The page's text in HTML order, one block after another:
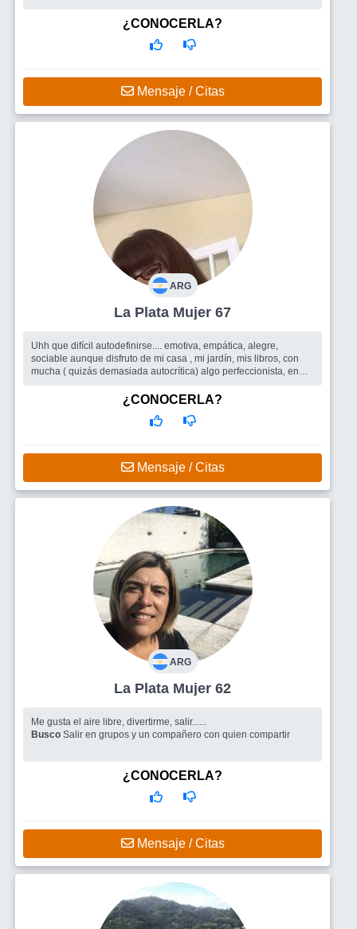
¿CONOCERLA?
Mensaje / Citas
ARG
La Plata Mujer 67
Uhh que difícil autodefinirse.... emotiva, empática, alegre,
sociable aunque disfruto de mi casa , mi jardín, mis libros, con
mucha ( quizás demasiada autocrítica) algo perfeccionista, en
Todo lo que el sitio pueda ofrecer, amigas/os para
compartir encuentros, salidas grupales, y quizás porque no un
¿CONOCERLA?
Mensaje / Citas
ARG
La Plata Mujer 62
Me gusta el aire libre, divertirme, salir......
Busco Salir en grupos y un compañero con quien compartir
¿CONOCERLA?
Mensaje / Citas